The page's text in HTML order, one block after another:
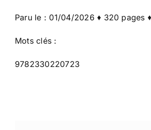
Paru le : 01/04/2026 ♦ 320 pages
Mots clés :
9782330220723